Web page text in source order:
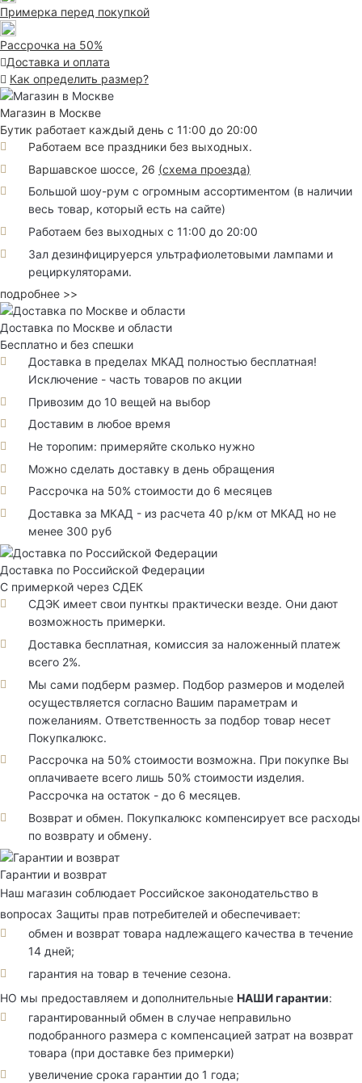
Примерка перед покупкой
Рассрочка на 50%
Доставка и оплата
Как определить размер?
Магазин в Москве
Бутик работает каждый день с 11:00 до 20:00
Работаем все праздники без выходных.
Варшавское шоссе, 26 (схема проезда)
Большой шоу-рум с огромным ассортиментом (в наличии
весь товар, который есть на сайте)
Работаем без выходных с 11:00 до 20:00
Зал дезинфицируерся ультрафиолетовыми лампами и
рециркуляторами.
подробнее >>
Доставка по Москве и области
Бесплатно и без спешки
Доставка в пределах МКАД полностью бесплатная!
Исключение - часть товаров по акции
Привозим до 10 вещей на выбор
Доставим в любое время
Не торопим: примеряйте сколько нужно
Можно сделать доставку в день обращения
Рассрочка на 50% стоимости до 6 месяцев
Доставка за МКАД - из расчета 40 р/км от МКАД но не
менее 300 руб
Доставка по Российской Федерации
С примеркой через СДЕК
СДЭК имеет свои пунткы практически везде. Они дают
возможность примерки.
Доставка бесплатная, комиссия за наложенный платеж
всего 2%.
Мы сами подберм размер. Подбор размеров и моделей
осуществляется согласно Вашим параметрам и
пожеланиям. Ответственность за подбор товар несет
Покупкалюкс.
Рассрочка на 50% стоимости возможна. При покупке Вы
оплачиваете всего лишь 50% стоимости изделия.
Рассрочка на остаток - до 6 месяцев.
Возврат и обмен. Покупкалюкс компенсирует все расходы
по возврату и обмену.
Гарантии и возврат
Наш магазин соблюдает Российское законодательство в
вопросах Защиты прав потребителей и обеспечивает:
обмен и возврат товара надлежащего качества в течение
14 дней;
гарантия на товар в течение сезона.
НО мы предоставляем и дополнительные НАШИ гарантии:
гарантированный обмен в случае неправильно
подобранного размера с компенсацией затрат на возврат
товара (при доставке без примерки)
увеличение срока гарантии до 1 года;